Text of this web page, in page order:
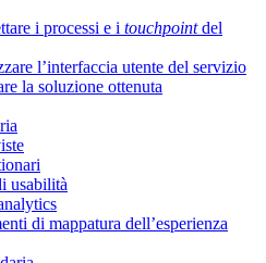
i processi e i touchpointdel
l’interfaccia utente del servizio
la soluzione ottenuta
usabilità
di mappatura dell’esperienza